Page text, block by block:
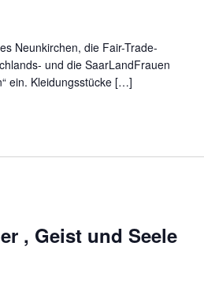
Neunkirchen, die Fair-Trade-
und die SaarLandFrauen
ein. Kleidungsstücke […]
, Geist und Seele